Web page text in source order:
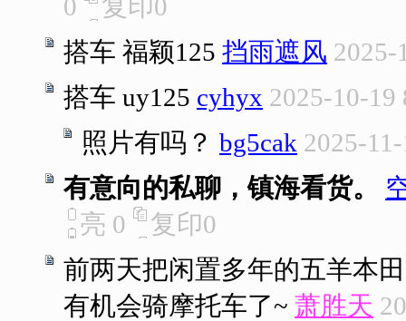
0
复印0
搭车 福颖125 挡雨遮风 2025-
搭车 uy125 cyhyx 2025-10-19
照片有吗？ bg5cak 2025-
有意向的私聊，镇海看货。
亮 0 复印0
前两天把闲置多年的五羊本
有机会骑摩托车了~ 萧胜天